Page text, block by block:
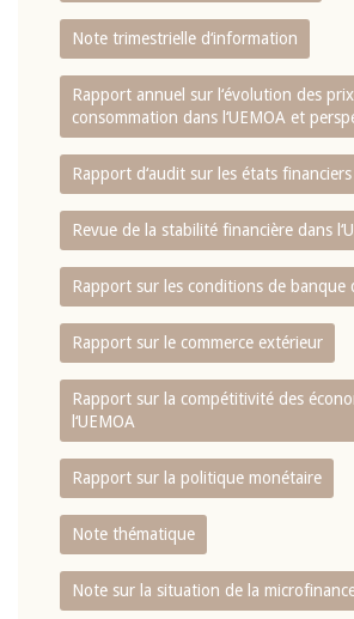
Note trimestrielle d‘information
Rapport annuel sur l‘évolution des
consommation dans l‘UEMOA et
Rapport d‘audit sur les états
Revue de la stabilité financière dans
Rapport sur les conditions de banque
Rapport sur le commerce extérieur
Rapport sur la compétitivité des
l‘UEMOA
Rapport sur la politique monétaire
Note thématique
Note sur la situation de la